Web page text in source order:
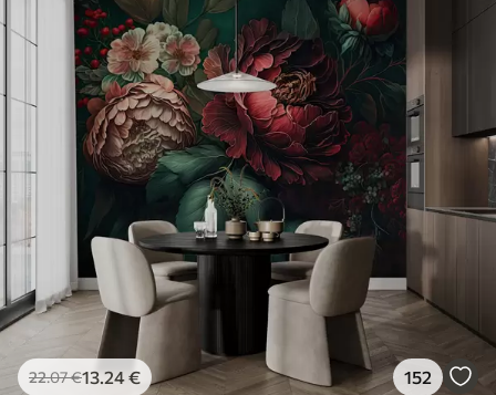
22.07€13 .24€ 152